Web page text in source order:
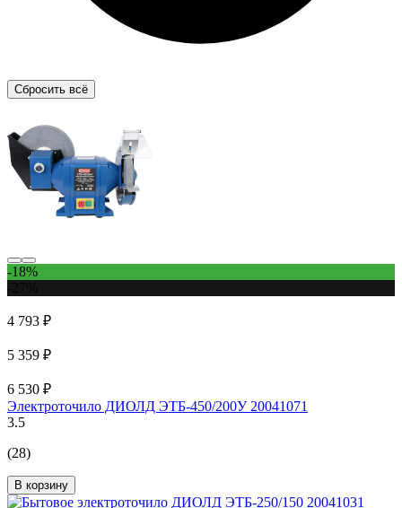
Сбросить всё
-18%
4 793 ₽
5 359 ₽
6 530 ₽
Электроточило ДИОЛД ЭТБ-450/200У 20041071
3.5
(28)
В корзину